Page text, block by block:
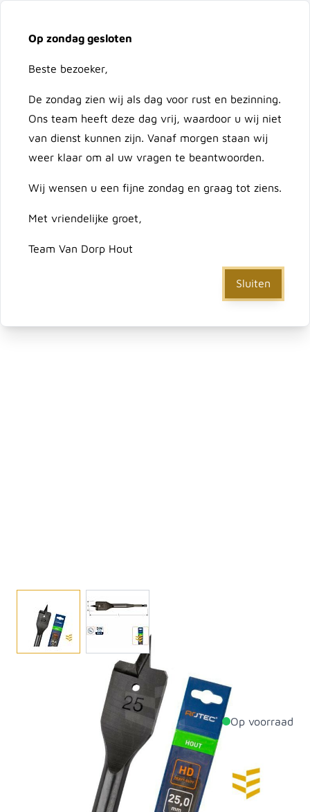
Op zondag gesloten
Beste bezoeker,
De zondag zien wij als dag voor rust en bezinning.
Ons team heeft deze dag vrij, waardoor u wij niet
van dienst kunnen zijn. Vanaf morgen staan wij
weer klaar om al uw vragen te beantwoorden.
Wij wensen u een fijne zondag en graag tot ziens.
Met vriendelijke groet,
Team Van Dorp Hout
Sluiten
Ga naar de inhoud
Doorzoek de hele winkel
Speedboor heavy duty 12
Speedboor geschikt voor het zwaardere werk.
Verkrijgbaar in diverse afmetingen.
Op voorraad
Productdetails
12mm
152mm